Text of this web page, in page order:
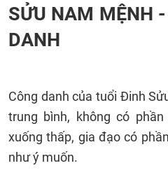
SỬU NAM MỆNH
DANH
Công danh của tuổi Đinh
trung bình, không có
xuống thấp, gia đạo có
như ý muốn.